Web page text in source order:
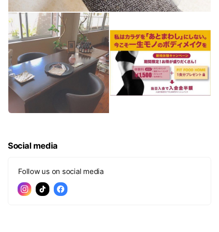
Social media
Follow us on social media